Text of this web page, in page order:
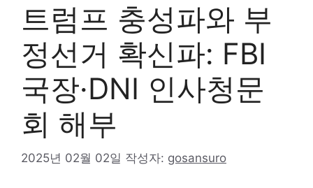
트럼프 충성파와 부
정선거 확신파: FBI
국장·DNI 인사청문
회 해부
2025년 02월 02일 작성자: gosansuro